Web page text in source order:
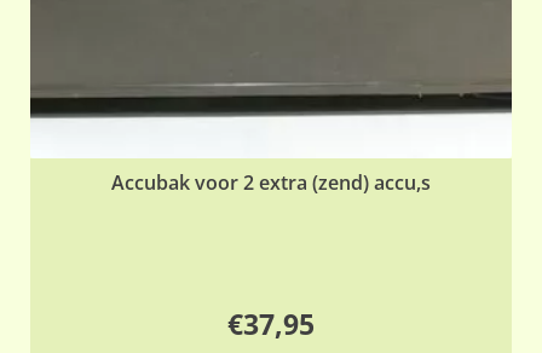
Accubak voor 2 extra (zend) accu,s
€37,95